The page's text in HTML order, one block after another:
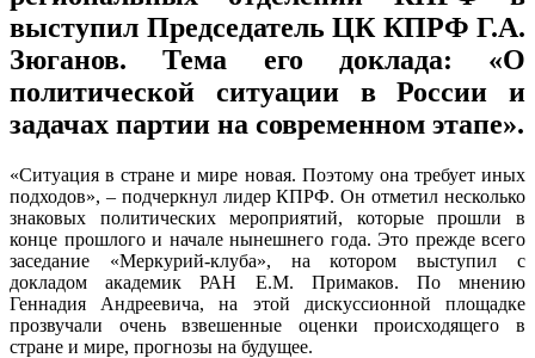
выступил Председатель ЦК КПРФ Г.А.
Зюганов. Тема его доклада: «О
политической ситуации в России и
задачах партии на современном этапе».
«Ситуация в стране и мире новая. Поэтому она требует иных
подходов», – подчеркнул лидер КПРФ. Он отметил несколько
знаковых политических мероприятий, которые прошли в
конце прошлого и начале нынешнего года. Это прежде всего
заседание «Меркурий-клуба», на котором выступил с
докладом академик РАН Е.М. Примаков. По мнению
Геннадия Андреевича, на этой дискуссионной площадке
прозвучали очень взвешенные оценки происходящего в
стране и мире, прогнозы на будущее.